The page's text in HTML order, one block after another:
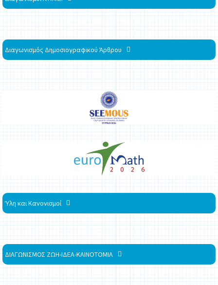
Διαγωνισμός Δημοσιογραφικού Άρθρου
Ύλη και Κανονισμοί
ΔΙΑΓΩΝΙΣΜΟΣ ΖΩΗ-ΙΔΕΑ-ΚΑΙΝΟΤΟΜΙΑ